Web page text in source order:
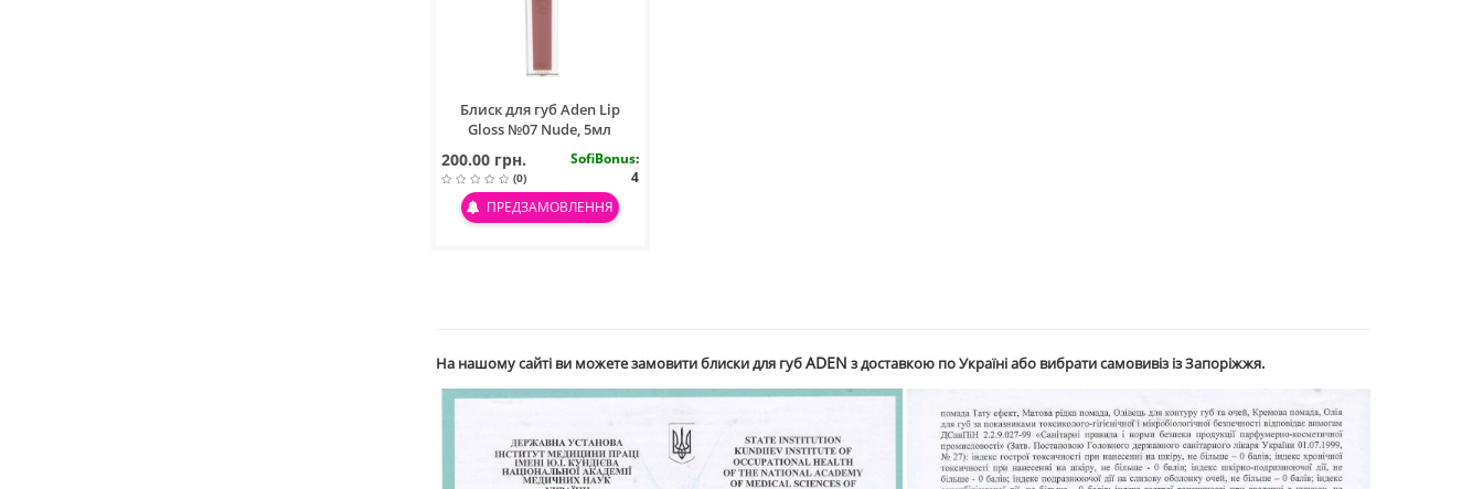
Блиск для губ Aden Lip
Gloss №07 Nude, 5мл
200.00 грн.
(0)
SofiBonus:
4
ПРЕДЗАМОВЛЕННЯ
На нашому сайті ви можете замовити блиски для губADEN з доставкою по Україні або вибрати самовивіз із Запоріжжя.